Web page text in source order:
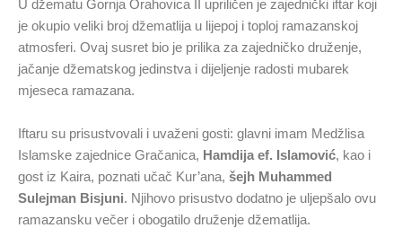
U džematu Gornja Orahovica II upriličen je zajednički iftar koji
je okupio veliki broj džematlija u lijepoj i toploj ramazanskoj
atmosferi. Ovaj susret bio je prilika za zajedničko druženje,
jačanje džematskog jedinstva i dijeljenje radosti mubarek
mjeseca ramazana.
Iftaru su prisustvovali i uvaženi gosti: glavni imam Medžlisa
Islamske zajednice Gračanica, Hamdija ef. Islamović, kao i
gost iz Kaira, poznati učač Kur’ana, šejh Muhammed
Sulejman Bisjuni. Njihovo prisustvo dodatno je uljepšalo ovu
ramazansku večer i obogatilo druženje džematlija.